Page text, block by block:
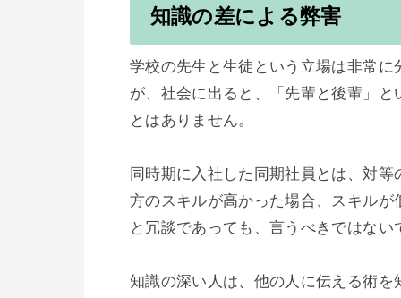
知識の差による弊害
学校の先生と生徒という立場は非常
が、社会に出ると、「先輩と後輩」
とはありません。
同時期に入社した同期社員とは、対
方のスキルが高かった場合、スキル
と冗談であっても、言うべきではない
知識の深い人は、他の人に伝える術